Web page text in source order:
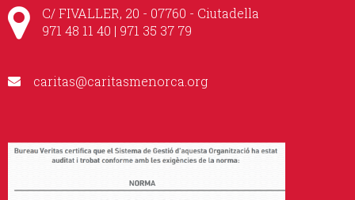
C/ FIVALLER, 20 - 07760 - Ciutadella
971 48 11 40 | 971 35 37 79
caritas@caritasmenorca.org